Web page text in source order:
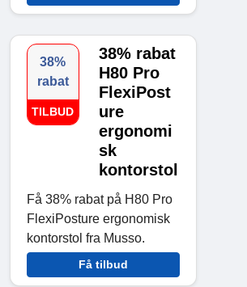
38%
rabat
TILBUD
38% rabat
H80 Pro
FlexiPost
ure
ergonomi
sk
kontorstol
Få 38% rabat på H80 Pro
FlexiPosture ergonomisk
kontorstol fra Musso.
Få tilbud